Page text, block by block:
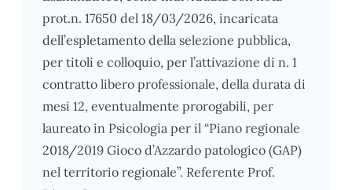
prot.n. 17650 del 18/03/2026, incaricata
dell’espletamento della selezione pubblica,
per titoli e colloquio, per l’attivazione di n. 1
contratto libero professionale, della durata di
mesi 12, eventualmente prorogabili, per
laureato in Psicologia per il “Piano regionale
2018/2019 Gioco d’Azzardo patologico (GAP)
nel territorio regionale”. Referente Prof.